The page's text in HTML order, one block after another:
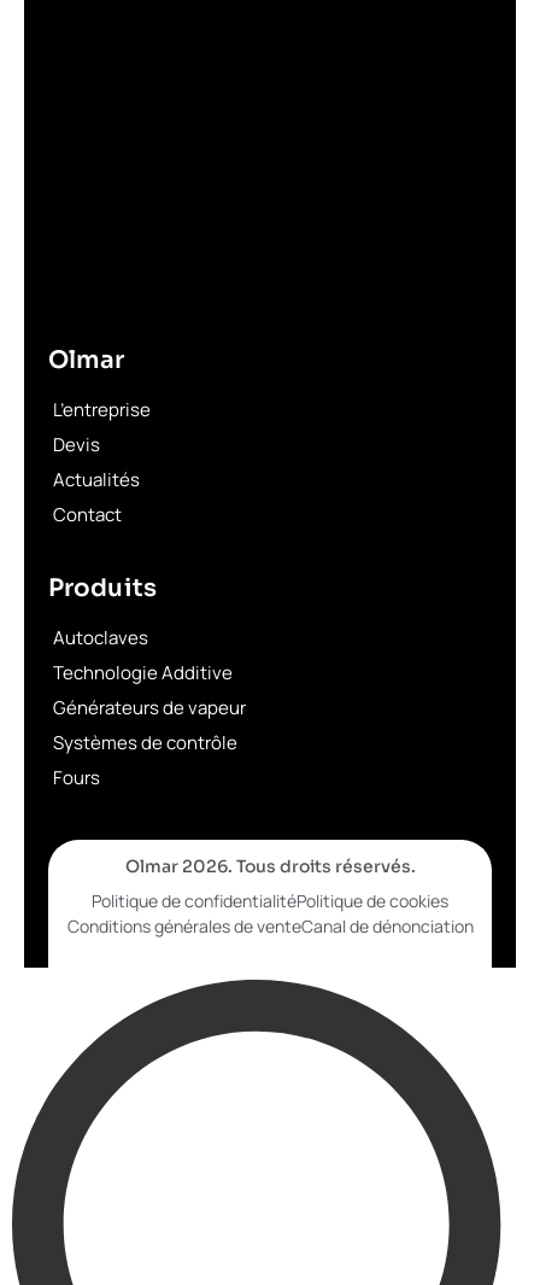
Olmar
L’entreprise
Devis
Actualités
Contact
Produits
Autoclaves
Technologie Additive
Générateurs de vapeur
Systèmes de contrôle
Fours
Olmar 2026. Tous droits réservés.
Politique de confidentialitéPolitique de cookies
Conditions générales de venteCanal de dénonciation